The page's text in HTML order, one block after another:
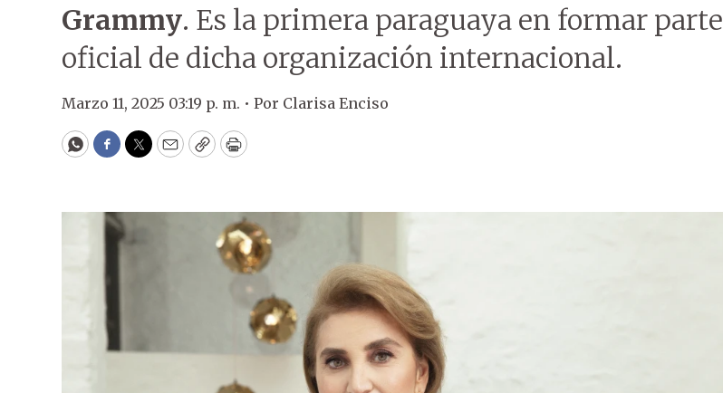
Grammy. Es la primera paraguaya en formar parte
oficial de dicha organización internacional.
Marzo 11, 2025 03:19 p. m. • Por Clarisa Enciso
WhatsApp
Facebook
Twitter
EmailCopyPrint